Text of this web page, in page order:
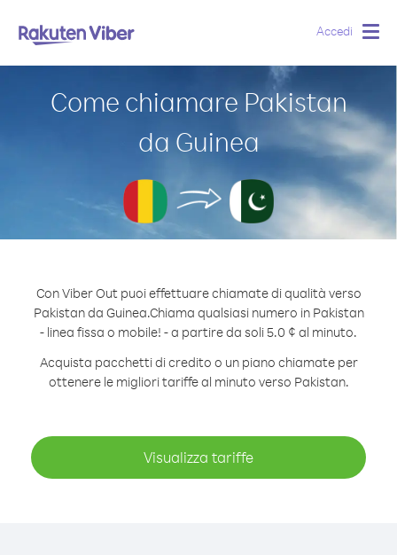
Accedi
Come chiamare Pakistan
da Guinea
Con Viber Out puoi effettuare chiamate di qualità verso
Pakistan da Guinea.Chiama qualsiasi numero in Pakistan
- linea fissa o mobile! - a partire da soli 5.0 ¢ al minuto.
Acquista pacchetti di credito o un piano chiamate per
ottenere le migliori tariffe al minuto verso Pakistan.
Visualizza tariffe